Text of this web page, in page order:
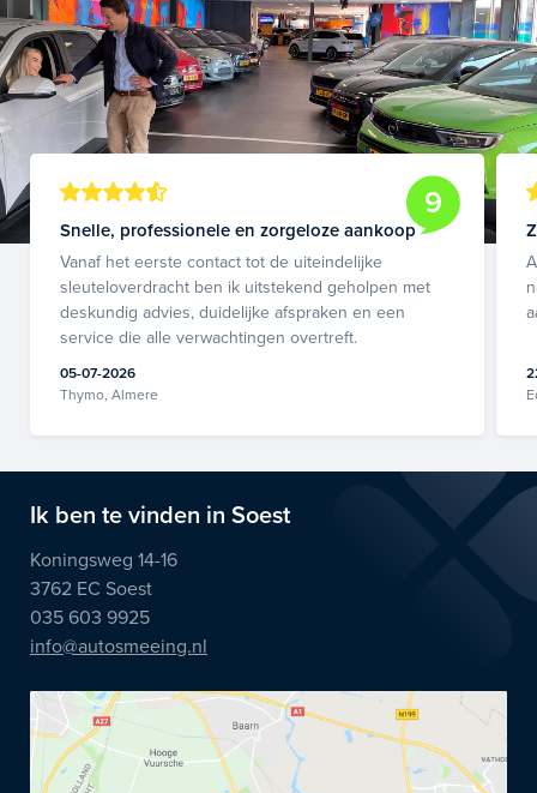
9
Snelle, professionele en zorgeloze aankoop
Vanaf het eerste contact tot de uiteindelijke
sleuteloverdracht ben ik uitstekend geholpen met
deskundig advies, duidelijke afspraken en een
service die alle verwachtingen overtreft.
05-07-2026
Thymo, Almere
Ik ben te vinden in Soest
Koningsweg 14-16
3762 EC Soest
035 603 9925
info@autosmeeing.nl